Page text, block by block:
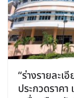
“ร่างรายละ
ประกวดราคา